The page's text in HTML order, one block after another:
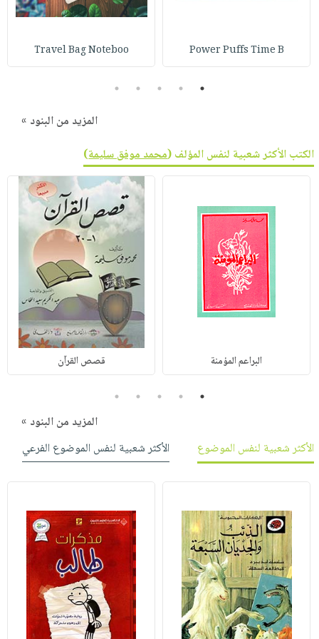
مناسباتيتكرر
طرحها
انشر
كتابك
التسوقPower Puffs Time B
Travel Bag Noteboo
1
2
3
4
5
المزيد من البنود »
الكتب الأكثر شعبية لنفس المؤلف (محمد موفق سليمة)
البراعم المؤمنة قصص القرآن
1
2
3
4
5
المزيد من البنود »
الأكثر شعبية لنفس الموضوع
الأكثر شعبية لنفس الموضوع الفرعي